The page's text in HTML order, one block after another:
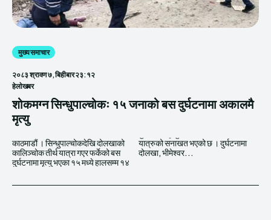
मुख्य समाचार
२०८३ श्रावण ७, बिहीबार २३:१२
हेलाेखबर
शोकमग्न सिन्धुपाल्चोकः १५ जनाको बस दुर्घटनामा अकालमै
मृत्यु
काठमाडौं । सिन्धुपाल्चोकदेखि दोलखाको
कालिञ्चोक तीर्थ यात्रा गएर फर्केको बस
दुर्घटनामा मृत्यु भएका १५ मध्ये हालसम्म १४
यात्रुको सनाखत भएको छ । दुर्घटनामा
दोलखा, भीमेश्वर...